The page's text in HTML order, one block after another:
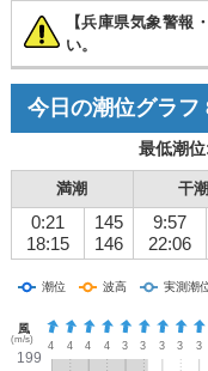
【兵庫県気象警報
い。
今日の潮位グラフ
最低潮
満潮 干潮
0:21
18:15
145
146
9:57
22:06